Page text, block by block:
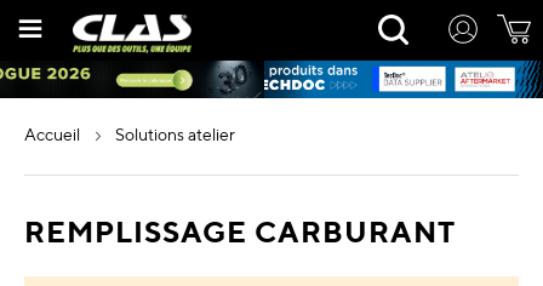
Rechercher
accueil solutions atelier
REMPLISSAGE CARBURANT